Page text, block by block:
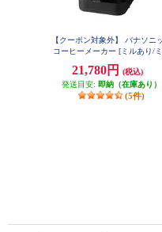
【クーポン対象外】 パナソニ
コーヒーメーカー [ミルあり/ミ
58-K
21,780円
(税込)
発送目安: 即納（在庫あり）
(5件)